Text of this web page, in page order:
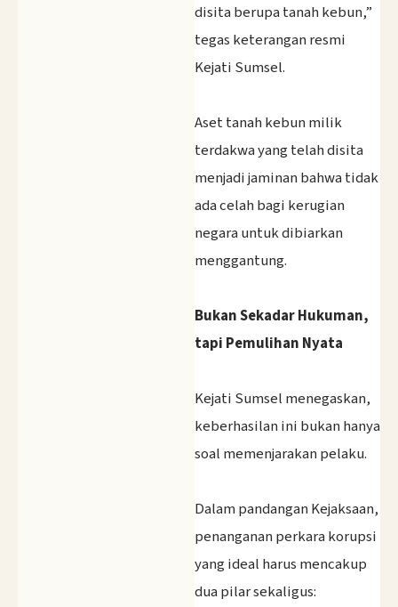
disita berupa tanah kebun,”
tegas keterangan resmi
Kejati Sumsel.
‎Aset tanah kebun milik
terdakwa yang telah disita
menjadi jaminan bahwa tidak
ada celah bagi kerugian
negara untuk dibiarkan
menggantung.
Bukan Sekadar Hukuman,
tapi Pemulihan Nyata
‎Kejati Sumsel menegaskan,
keberhasilan ini bukan hanya
soal memenjarakan pelaku.
‎Dalam pandangan Kejaksaan,
penanganan perkara korupsi
yang ideal harus mencakup
dua pilar sekaligus: